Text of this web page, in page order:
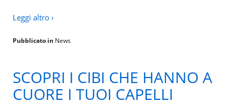
Leggi altro ›
Pubblicato in News
SCOPRI I CIBI CHE HANNO A
CUORE I TUOI CAPELLI